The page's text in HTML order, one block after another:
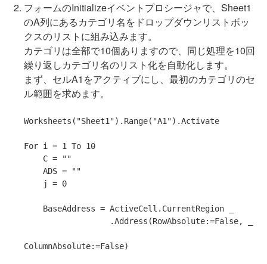
フォームのInitializeイベントプロシージャで、Sheet1
のA列にあるカテゴリ名をドロップダウンリストボッ
クスのリストに組み込みます。
カテゴリは全部で10個ありますので、同じ処理を10回
繰り返しカテゴリ名のリスト化を自動化します。
まず、セルA1をアクティブにし、最初のカテゴリのセ
ル範囲を求めます。
Worksheets( "Sheet1").Range( "A1").Activate
For i = 1 To 10
    C =
""
    ADS =
""
                  .Address(RowAbsolute:=
False, _
ColumnAbsolute:=False